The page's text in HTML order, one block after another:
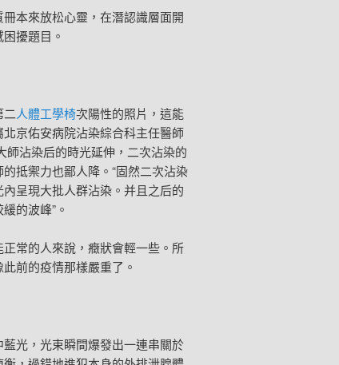
本來放松心靈，在潛認識層面開
擾題目。
人體工學椅次陽性的照片，這能
京佑安病院沾染綜合科主任醫師
沾染后的時光延伸，二次沾染的
抵禦力也鄙人降。“固然二次沾染
呈現大批人群沾染。并且之后的
的波峰”。
常的人來說，癥狀會輕一些。所
前的疫情那樣嚴重了。
光，光束瞬間爆發出一連串關於